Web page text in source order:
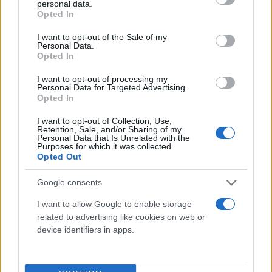
grant or deny consent to Google and its third-party tags to
use your data for below specified purposes in below Google
consent section.
personal data.
Opted In
I want to opt-out of the Sale of my
Personal Data.
Opted In
I want to opt-out of processing my
Personal Data for Targeted Advertising.
Opted In
I want to opt-out of Collection, Use,
Retention, Sale, and/or Sharing of my
Personal Data that Is Unrelated with the
Purposes for which it was collected.
Opted Out
Google consents
I want to allow Google to enable storage
related to advertising like cookies on web or
device identifiers in apps.
Χρυσός - καθώς και ευρύτερα οι κάτοικοι των
τοπικών κοινωνιών μακροπρόθεσμα - θα έχουν
πρόσβαση σε σύγχρονη τεχνογνωσία και υψηλής
ανταποκριθούν στα νέα δεδομένα που αξιώνει η
σύγχρονη μεταλλευτική δραστηριότητα, αλλά και
το άκρως απαιτητικό έργο των Σκουριών.
μεταλλεία της Ολυμπιάδας,
επιστροφή τους στην κερδοφορία μέσα από
κινήσεις εκσυγχρονισμού και αύξησης της
παραγωγικότητας, αλλά και μέσα από την αύξηση
της παραγωγικής τους δυναμικότητας από τους 400
στους 650 χιλιάδες τόνους.
Αντίθετα, το μεταλλείο τωνΜαύρων Πετρών